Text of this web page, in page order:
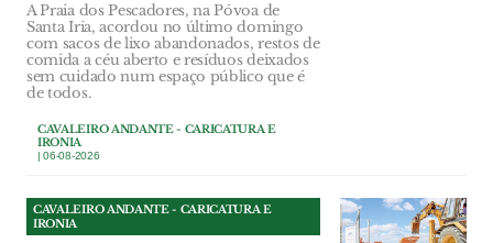
A Praia dos Pescadores, na Póvoa de
Santa Iria, acordou no último domingo
com sacos de lixo abandonados, restos de
comida a céu aberto e resíduos deixados
sem cuidado num espaço público que é
de todos.
CAVALEIRO ANDANTE - CARICATURA E
IRONIA
| 06-08-2026
CAVALEIRO ANDANTE - CARICATURA E
IRONIA